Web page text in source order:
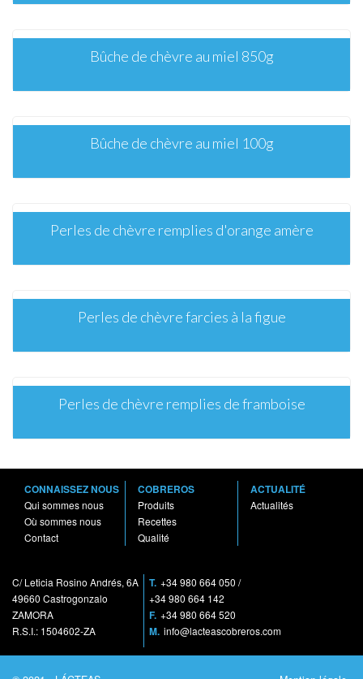
Bûche de chèvre au miel 850g
Bûche de chèvre au miel 100g
Perles de chèvre remplies d'orange amère
Perles de chèvre farcies à la figue
Perles de chèvre remplies de framboise
CONNAISSEZ NOUS
Qui sommes nous
Où sommes nous
Contact
COBREROS
Produits
Recettes
Qualité
ACTUALITÉ
Actualités
C/ Leticia Rosino Andrés, 6A
49660 Castrogonzalo
ZAMORA
R.S.I.: 1504602-ZA
T. +34 980 664 050 /
+34 980 664 142
F. +34 980 664 520
M. info@lacteascobreros.com